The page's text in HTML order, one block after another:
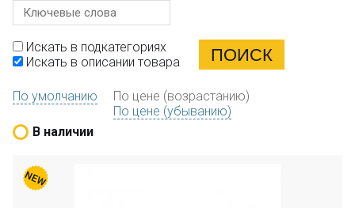
Искать в подкатегориях
Искать в описании товара
По умолчанию
По цене (возрастанию)
По цене (убыванию)
В наличии